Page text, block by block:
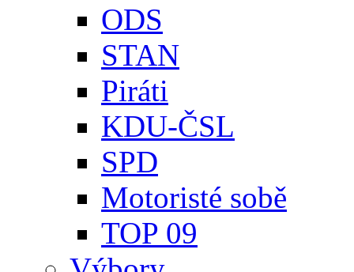
ODS
STAN
Piráti
KDU-ČSL
SPD
Motoristé sobě
TOP 09